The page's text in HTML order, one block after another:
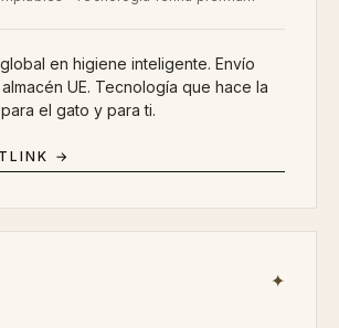
en higiene inteligente. Envío
UE. Tecnología que hace la
el gato y para ti.
→
✦